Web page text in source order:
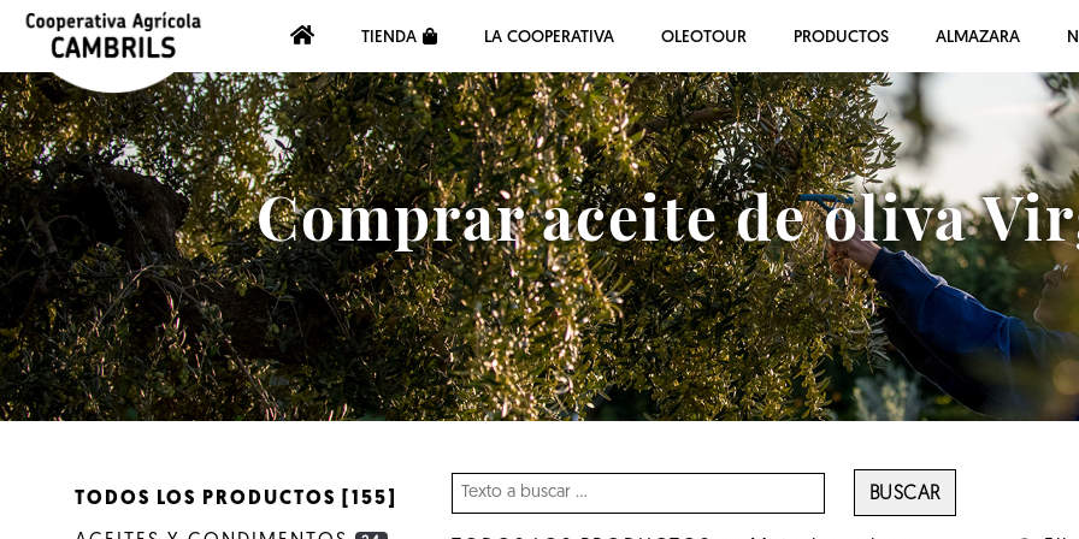
TIENDA LA COOPERATIVA OLEOTOUR PRODUCTOS ALMAZARA
Comprar aceite de oliva
BUSCAR
TODOS LOS PRODUCTOS [155]